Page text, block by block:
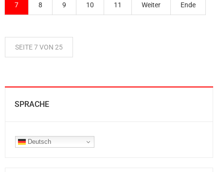
7 8 9 10 11 Weiter Ende
SEITE 7 VON 25
SPRACHE
Deutsch